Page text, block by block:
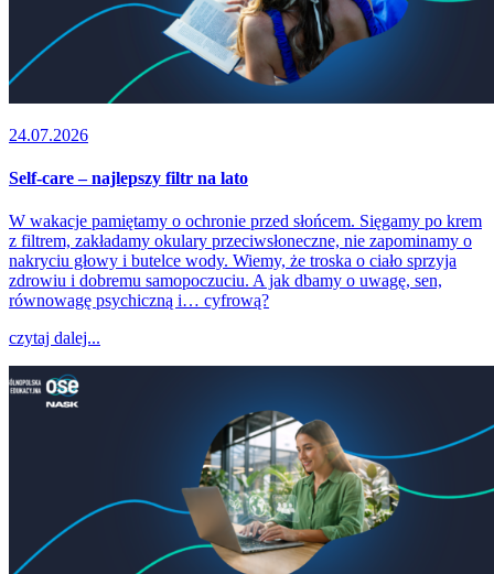
24.07.2026
Self-care – najlepszy filtr na lato
W wakacje pamiętamy o ochronie przed słońcem. Sięgamy po krem
z filtrem, zakładamy okulary przeciwsłoneczne, nie zapominamy o
nakryciu głowy i butelce wody. Wiemy, że troska o ciało sprzyja
zdrowiu i dobremu samopoczuciu. A jak dbamy o uwagę, sen,
równowagę psychiczną i… cyfrową?
czytaj dalej...